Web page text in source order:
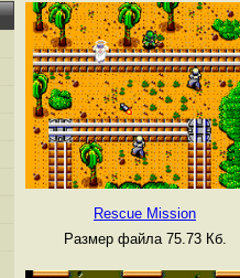
Rescue Mission
Размер файла 75.73 Кб.